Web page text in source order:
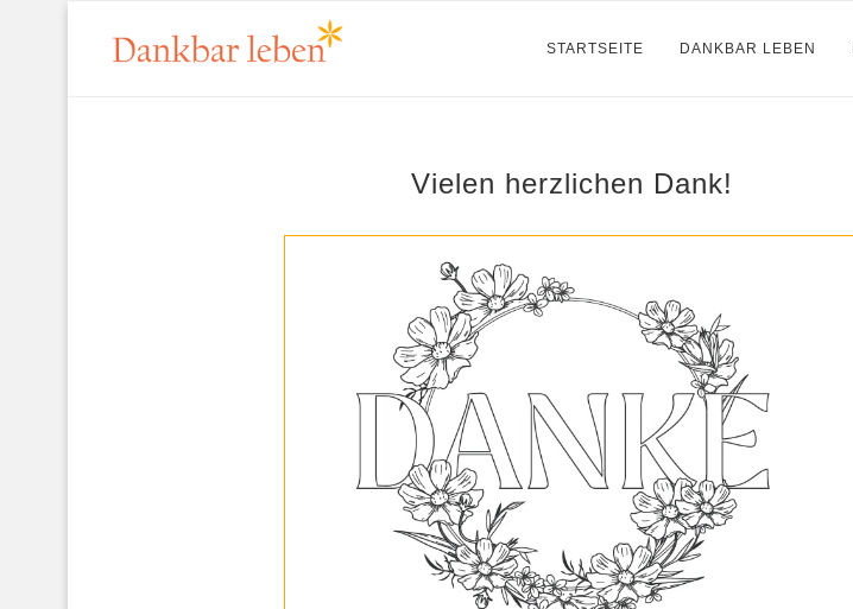
STARTSEITE DANKBAR LEBEN
Vielen herzlichen Dank!